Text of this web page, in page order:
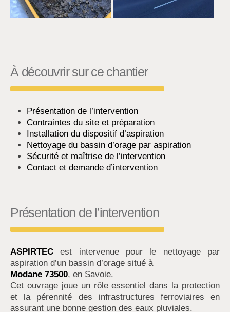
À découvrir sur ce chantier
Présentation de l’intervention
Contraintes du site et préparation
Installation du dispositif d’aspiration
Nettoyage du bassin d’orage par aspiration
Sécurité et maîtrise de l’intervention
Contact et demande d’intervention
Présentation de l’intervention
ASPIRTEC est intervenue pour le nettoyage par
aspiration d’un bassin d’orage situé à
Modane 73500, en Savoie.
Cet ouvrage joue un rôle essentiel dans la protection
et la pérennité des infrastructures ferroviaires en
assurant une bonne gestion des eaux pluviales.